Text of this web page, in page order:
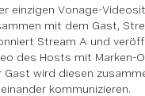
einzigen Vonage-
mit dem Gast,
Stream A und
des Hosts mit Marken-
Gast wird diesen
kommunizieren.